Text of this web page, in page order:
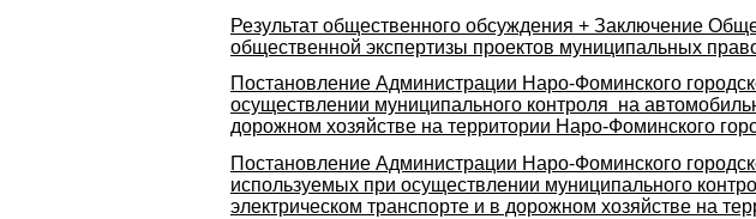
Результат общественного обсуждения + Заключение
общественной экспертизы проектов муниципальных
Постановление Администрации Наро-Фоминского
осуществлении муниципального контроля на
дорожном хозяйстве на территории Наро-Фоминского
Постановление Администрации Наро-Фоминского
используемых при осуществлении муниципального
электрическом транспорте и в дорожном хозяйстве на